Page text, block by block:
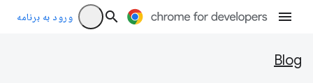
ورود به برنامه
Blog